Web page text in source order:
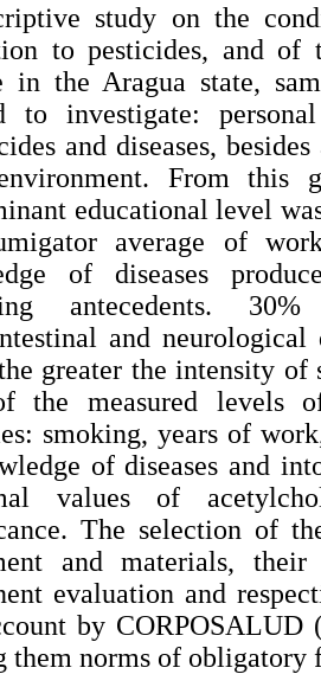
study on the
to pesticides, and of
in the Aragua state,
to investigate:
and diseases,
From this
educational level
average of
of diseases
antecedents.
and
greater the intensity of
the measured levels
smoking, years of
of diseases and
values of
The selection of
and materials,
evaluation and
by CORPOSALUD
them norms of